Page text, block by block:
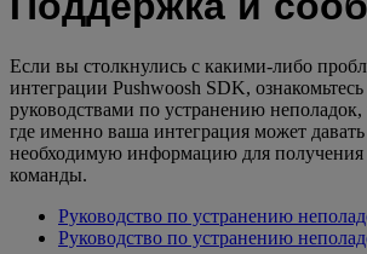
Если вы столкнулись с какими-либо
интеграции Pushwoosh SDK,
руководствами по устранению
где именно ваша интеграция может
необходимую информацию для
команды.
Руководство по устранению
Руководство по устранению